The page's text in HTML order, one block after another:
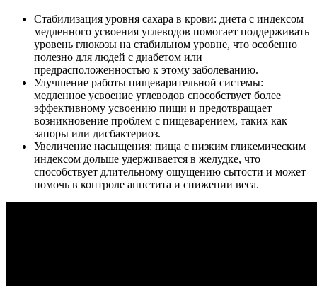
Стабилизация уровня сахара в крови: диета с индексом
медленного усвоения углеводов помогает поддерживать
уровень глюкозы на стабильном уровне, что особенно
полезно для людей с диабетом или
предрасположенностью к этому заболеванию.
Улучшение работы пищеварительной системы:
медленное усвоение углеводов способствует более
эффективному усвоению пищи и предотвращает
возникновение проблем с пищеварением, таких как
запоры или дисбактериоз.
Увеличение насыщения: пища с низким гликемическим
индексом дольше удерживается в желудке, что
способствует длительному ощущению сытости и может
помочь в контроле аппетита и снижении веса.